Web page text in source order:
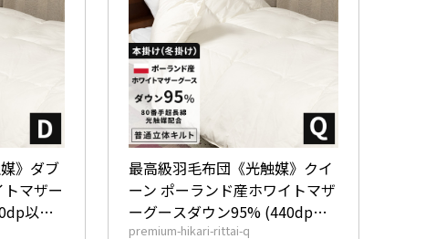
》ダブ
マザー
以上)
ミアム
最高級羽毛布団《光触媒》クイ
ーン ポーランド産ホワイトマザ
ーグースダウン95% (440dp以
上) 羽毛量1.9kg 【6つ星プレミ
premium-hikari-rittai-q